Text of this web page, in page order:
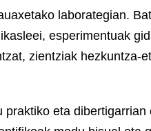
laborategian.
esperimentuak
zientziak hezkuntza-
eta